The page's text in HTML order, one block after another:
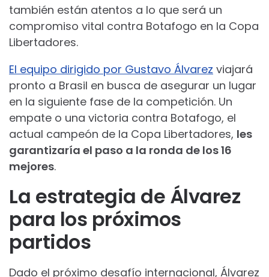
también están atentos a lo que será un
compromiso vital contra Botafogo en la Copa
Libertadores.
El equipo dirigido por Gustavo Álvarez viajará
pronto a Brasil en busca de asegurar un lugar
en la siguiente fase de la competición. Un
empate o una victoria contra Botafogo, el
actual campeón de la Copa Libertadores, les
garantizaría el paso a la ronda de los 16
mejores.
La estrategia de Álvarez
para los próximos
partidos
Dado el próximo desafío internacional, Álvarez